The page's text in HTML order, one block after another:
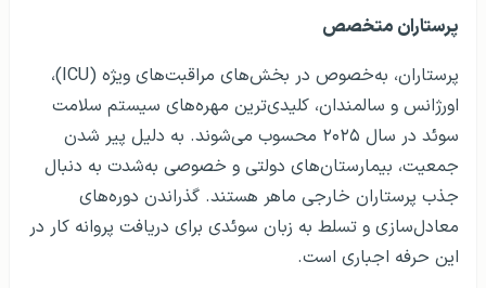
پرستاران متخصص
پرستاران، به‌خصوص در بخش‌های مراقبت‌های ویژه (ICU)،
اورژانس و سالمندان، کلیدی‌ترین مهره‌های سیستم سلامت
سوئد در سال ۲۰۲۵ محسوب می‌شوند. به دلیل پیر شدن
جمعیت، بیمارستان‌های دولتی و خصوصی به‌شدت به دنبال
جذب پرستاران خارجی ماهر هستند. گذراندن دوره‌های
معادل‌سازی و تسلط به زبان سوئدی برای دریافت پروانه کار در
این حرفه اجباری است.